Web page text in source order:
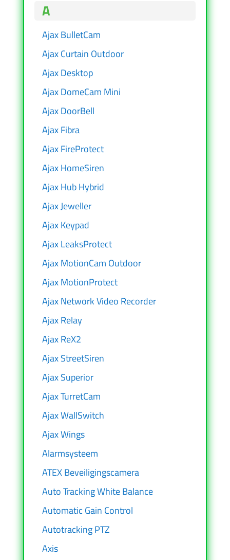
A
Ajax BulletCam
Ajax Curtain Outdoor
Ajax Desktop
Ajax DomeCam Mini
Ajax DoorBell
Ajax Fibra
Ajax FireProtect
Ajax HomeSiren
Ajax Hub Hybrid
Ajax Jeweller
Ajax Keypad
Ajax LeaksProtect
Ajax MotionCam Outdoor
Ajax MotionProtect
Ajax Network Video Recorder
Ajax Relay
Ajax ReX2
Ajax StreetSiren
Ajax Superior
Ajax TurretCam
Ajax WallSwitch
Ajax Wings
Alarmsysteem
ATEX Beveiligingscamera
Auto Tracking White Balance
Automatic Gain Control
Autotracking PTZ
Axis